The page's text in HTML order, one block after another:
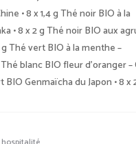
• 8 x 1,4 g Thé noir BIO à la
• 8 x 2 g Thé noir BIO aux
Thé vert BIO à la menthe –
blanc BIO fleur d’oranger –
BIO Genmaïcha du Japon • 8 x